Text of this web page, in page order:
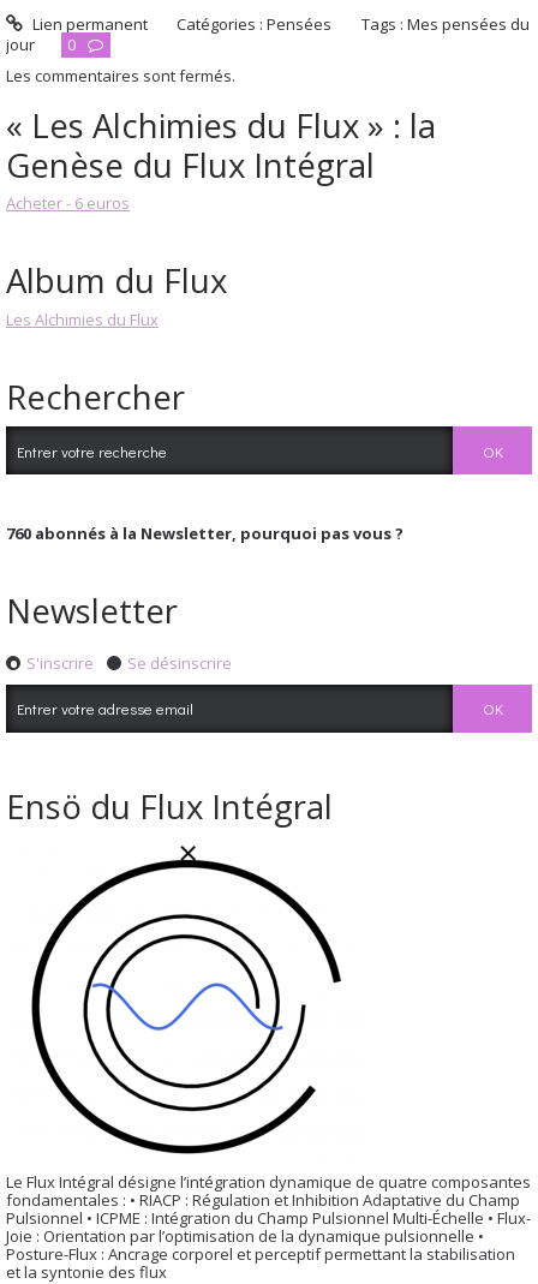
Lien permanent Catégories :Pensées Tags :Mes pensées du
jour
0
Les commentaires sont fermés.
« Les Alchimies du Flux » : la
Genèse du Flux Intégral
Acheter - 6 euros
Album du Flux
Les Alchimies du Flux
Rechercher
760 abonnés à la Newsletter, pourquoi pas vous ?
Newsletter
S'inscrire Se désinscrire
Ensö du Flux Intégral
Le Flux Intégral désigne l’intégration dynamique de quatre composantes
fondamentales : • RIACP : Régulation et Inhibition Adaptative du Champ
Pulsionnel • ICPME : Intégration du Champ Pulsionnel Multi-Échelle • Flux-
Joie : Orientation par l’optimisation de la dynamique pulsionnelle •
Posture-Flux : Ancrage corporel et perceptif permettant la stabilisation
et la syntonie des flux